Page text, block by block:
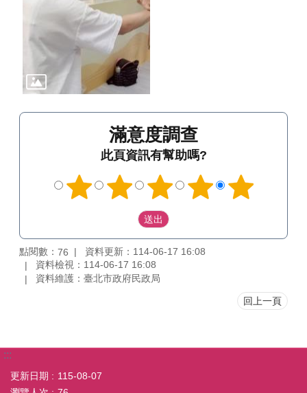
滿意度調查
此頁資訊有幫助嗎?
點閱數： 76
資料更新：114-06-17 16:08
資料檢視：114-06-17 16:08
資料維護：臺北市政府民政局
回上一頁
:::
更新日期
115-08-07